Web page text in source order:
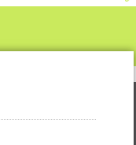
AVIS, UN